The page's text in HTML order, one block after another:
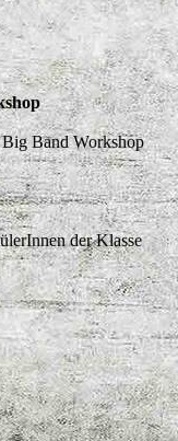
Band Workshop
der Klasse